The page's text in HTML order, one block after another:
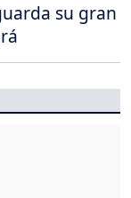
su gran